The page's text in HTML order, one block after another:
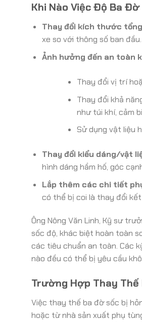
Khi Nào Việc Độ Ba
Thay đổi kích thước
xe so với thông số ban đầu.
Ảnh hưởng đến an toàn
Thay đổi vị trí
Thay đổi khả
như túi khí, cảm
Sử dụng vật liệu
Thay đổi kiểu dáng/vật
hình dáng hầm hố, góc
Lắp thêm các chi tiết
có thể bị coi là thay đổi
Ông Nông Văn Linh, Kỹ sư
sốc độ, khác biệt hoàn toàn
các tiêu chuẩn an toàn. Các
nào đều có thể bị yêu cầu
Trường Hợp Thay Thế
Việc thay thế ba đờ sốc bị
hoặc từ nhà sản xuất phụ